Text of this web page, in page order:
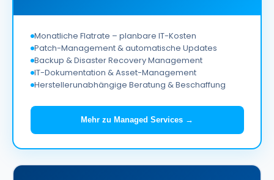
Monatliche Flatrate – planbare IT-Kosten
Patch-Management & automatische Updates
Backup & Disaster Recovery Management
IT-Dokumentation & Asset-Management
Herstellerunabhängige Beratung & Beschaffung
Mehr zu Managed Services →